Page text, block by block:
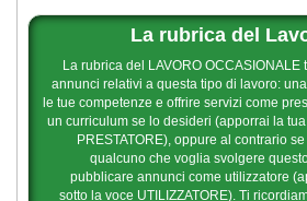
La rubrica del
La rubrica del LAVORO
annunci relativi a questa tipo di lavoro:
le tue competenze e offrire servizi come
un curriculum se lo desideri (apporrai la
PRESTATORE), oppure al contrario
qualcuno che voglia svolgere
pubblicare annunci come utilizzatore
sotto la voce UTILIZZATORE). Ti